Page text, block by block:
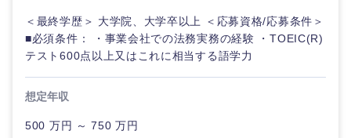
＜最終学歴＞ 大学院、大学卒以上 ＜応募資格/応募条件＞
■必須条件： ・事業会社での法務実務の経験 ・TOEIC(R)
テスト600点以上又はこれに相当する語学力
想定年収
500 万円 ～ 750 万円